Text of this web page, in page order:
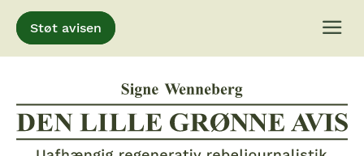
Gå
til
indhold
Støt avisen